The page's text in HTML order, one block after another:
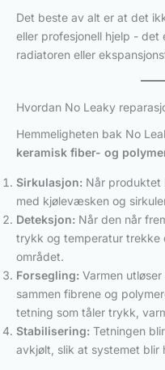
Det beste av alt er at det
eller profesjonell hjelp -
radiatoren eller
Hvordan No Leaky
Hemmeligheten bak No
keramisk fiber- og
Sirkulasjon: Når produktet
med kjølevæsken og
Deteksjon: Når den når
trykk og temperatur trekke
området.
Forsegling: Varmen
sammen fibrene og
tetning som tåler trykk,
Stabilisering: Tetningen
avkjølt, slik at systemet blir